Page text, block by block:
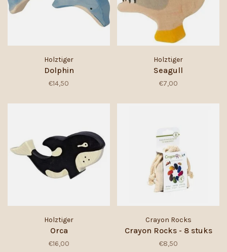
Holztiger
Dolphin
€14,50
Holztiger
Seagull
€7,00
Holztiger
Orca
€16,00
Crayon Rocks
Crayon Rocks - 8 stuks
€8,50